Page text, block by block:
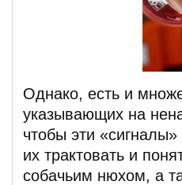
Однако, есть и
указывающих на
чтобы эти
их трактовать и
собачьим нюхом, а